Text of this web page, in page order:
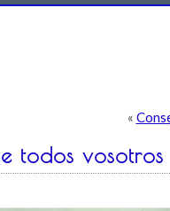
«
todos vosotros